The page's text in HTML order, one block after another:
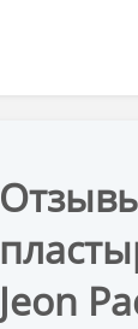
Jeon